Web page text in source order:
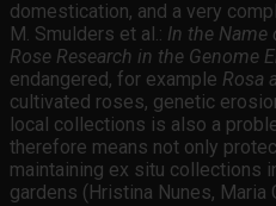
domestication, and a very
M. Smulders et al.: In the Name
Rose Research in the Genome
endangered, for example Rosa
cultivated roses, genetic
local collections is also a
therefore means not only
maintaining ex situ collections
gardens (Hristina Nunes, Maria